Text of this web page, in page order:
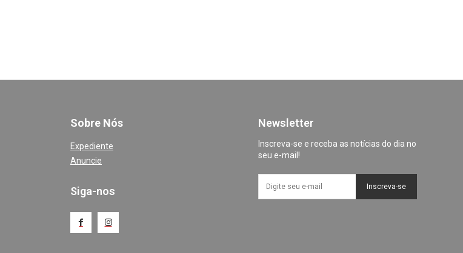
Sobre Nós
Expediente
Anuncie
Siga-nos
Newsletter
Inscreva-se e receba as notícias do dia no
seu e-mail!
Inscreva-se